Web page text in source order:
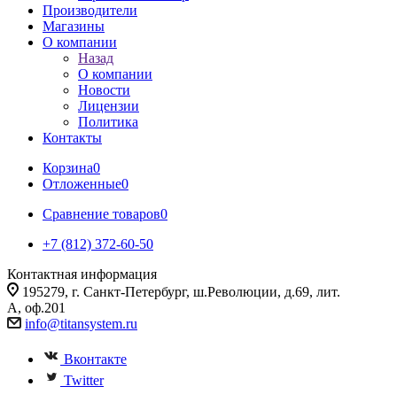
Производители
Магазины
О компании
Назад
О компании
Новости
Лицензии
Политика
Контакты
Корзина0
Отложенные0
Сравнение товаров0
+7 (812) 372-60-50
Контактная информация
195279, г. Санкт-Петербург, ш.Революции, д.69, лит.
А, оф.201
info@titansystem.ru
Вконтакте
Twitter